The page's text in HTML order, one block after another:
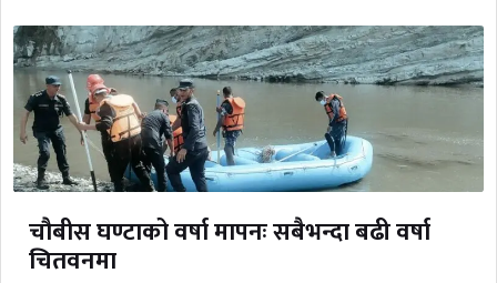
चौबीस घण्टाको वर्षा मापनः सबैभन्दा बढी वर्षा
चितवनमा